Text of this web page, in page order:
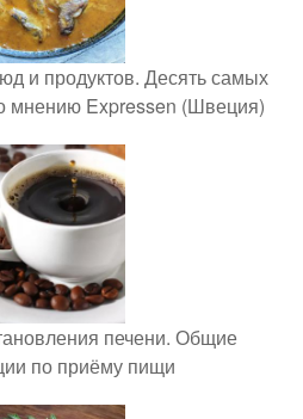
и продуктов. Десять самых
мнению Expressen (Швеция)
печени. Общие
по приёму пищи